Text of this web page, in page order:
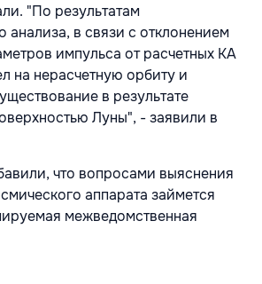
"По результатам
анализа, в связи с отклонением
импульса от расчетных КА
на нерасчетную орбиту и
в результате
Луны", - заявили в
что вопросами выяснения
аппарата займется
межведомственная